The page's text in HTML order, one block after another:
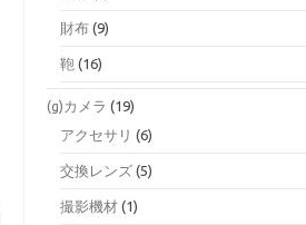
財布 (9)
鞄 (16)
(g)カメラ (19)
アクセサリ (6)
交換レンズ (5)
撮影機材 (1)